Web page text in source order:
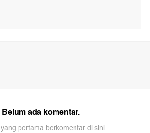
Belum ada komentar.
pertama berkomentar di sini